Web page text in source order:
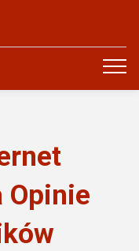
Opinie